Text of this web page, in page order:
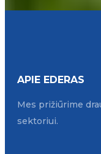
APIE EDERAS
Mes prižiūrime
sektoriui.